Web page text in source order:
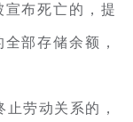
布死亡的，提
部存储余额，
止劳动关系的，